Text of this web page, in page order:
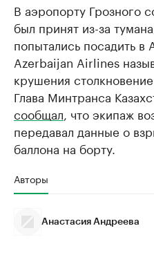
В аэропорту Грозного
был принят из-за
попытались посадить в
Azerbaijan Airlines
крушения
Глава Минтранса
сообщал, что экипаж
передавал данные о
баллона на борту.
Авторы
Анастасия Андреева